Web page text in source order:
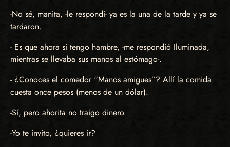
-No sé, manita, -le respondí- ya es la una de la tarde y ya se
tardaron.
- Es que ahora sí tengo hambre, -me respondió Iluminada,
mientras se llevaba sus manos al estómago-.
- ¿Conoces el comedor “Manos amigues”? Allí la comida
cuesta once pesos (menos de un dólar).
-Sí, pero ahorita no traigo dinero.
-Yo te invito, ¿quieres ir?